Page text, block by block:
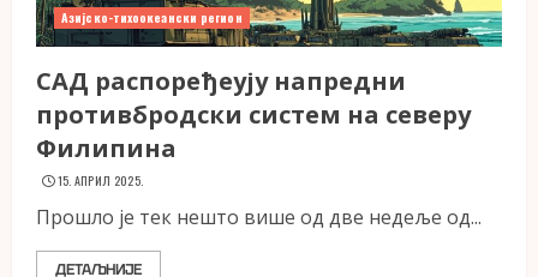
Азијско-тихоокеански регион
САД распоређеују напредни
противбродски систем на северу
Филипина
15. АПРИЛ 2025.
Прошло је тек нешто више од две недеље од...
ДЕТАЉНИЈЕ